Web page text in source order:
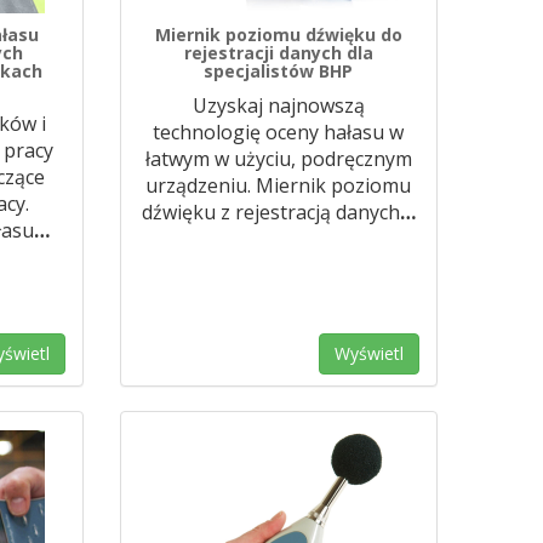
i
…
Miernik poziomu dźwięku do
rejestracji danych dla
specjalistów BHP
Uzyskaj najnowszą
technologię oceny hałasu w
łatwym w użyciu, podręcznym
urządzeniu. Miernik poziomu
dźwięku z rejestracją danych…
Wyświetl